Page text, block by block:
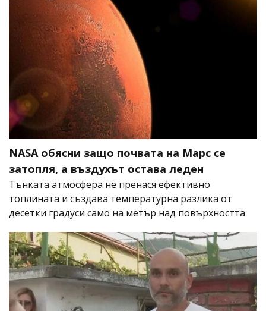
NASA обясни защо почвата на Марс се
затопля, а въздухът остава леден
Тънката атмосфера не пренася ефективно
топлината и създава температурна разлика от
десетки градуси само на метър над повърхността